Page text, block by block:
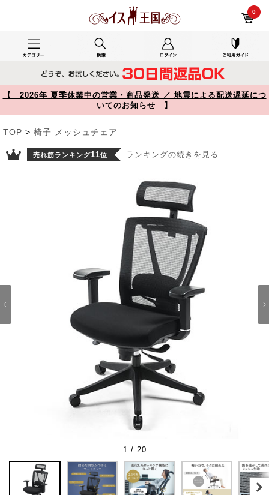
0
【 2026年 夏季休業中の営業・商品発送 ／ 地震による配送遅延につ
いてのお知らせ 】
TOP > 椅子 メッシュチェア
売れ筋ランキング11位 ランキングの続きを見る
1 / 20